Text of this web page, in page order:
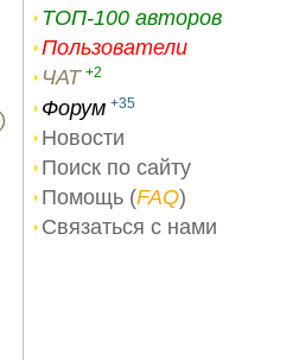
ТОП-100 авторов
Пользователи
ЧАТ +2
Форум +35
Новости
Поиск по сайту
Помощь (FAQ)
Связаться с нами